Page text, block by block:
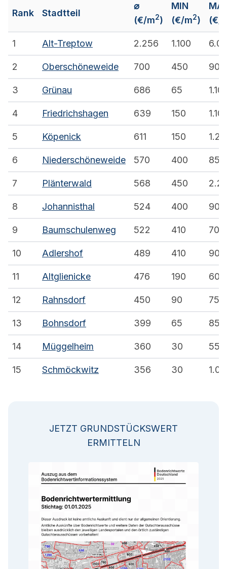
Rank Stadtteil
⌀
(€/m2)
MIN
(€/m2)
(€/
1 Alt-Treptow 2.256 1.100
2 Oberschöneweide 700 450 900
3 Grünau 686 65
4 Friedrichshagen 639 150
5 Köpenick 611 150
6 Niederschöneweide 570 400 850
7 Plänterwald 568 450
8 Johannisthal 524 400 900
9 Baumschulenweg 522 410 700
10 Adlershof 489 410 900
11 Altglienicke 476 190 600
12 Rahnsdorf 450 90 750
13 Bohnsdorf 399 65 850
14 Müggelheim 360 30 550
15 Schmöckwitz 356 30
JETZT GRUNDSTÜCKSWERT
ERMITTELN